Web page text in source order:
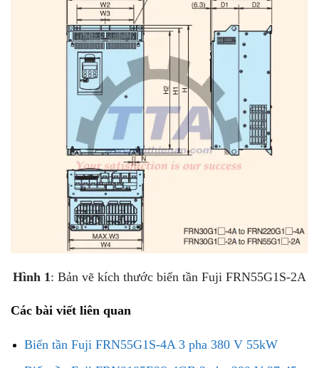
Hình 1: Bản vẽ kích thước biến tần Fuji FRN55G1S-2A
Các bài viết liên quan
Biến tần Fuji FRN55G1S-4A 3 pha 380 V 55kW